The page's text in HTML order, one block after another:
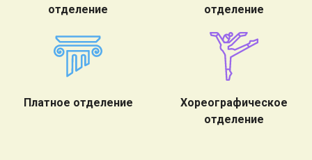
отделение
отделение
Платное отделение
Хореографическое
отделение